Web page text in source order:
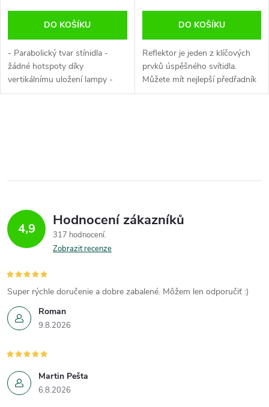
DO KOŠÍKU
- Parabolický tvar stínidla -
žádné hotspoty díky
vertikálnímu uložení lampy -
vhodné pro HPS a CFL lampy
DO KOŠÍKU
Reflektor je jeden z klíčových
prvků úspěšného svítidla.
Můžete mít nejlepší předřadník
a výbojku, ale bez špatného
l
d
a
c
í
p
r
v
k
4,9 Hodnocení zákazníků
317 hodnocení
Zobrazit recenze
Roman
9.8.2026
Super rýchle doručenie a dobre zabalené. Môžem len odporučiť :)
Martin Pešta
6.8.2026